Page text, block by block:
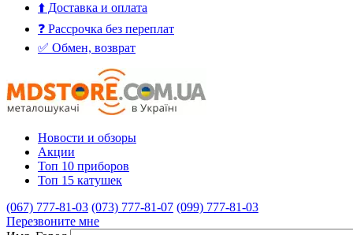
⬆️ Доставка и оплата
❓ Рассрочка без переплат
✅ Обмен, возврат
Новости и обзоры
Акции
Топ 10 приборов
Топ 15 катушек
(067) 777-81-03 (073) 777-81-07 (099) 777-81-03
Перезвоните мне